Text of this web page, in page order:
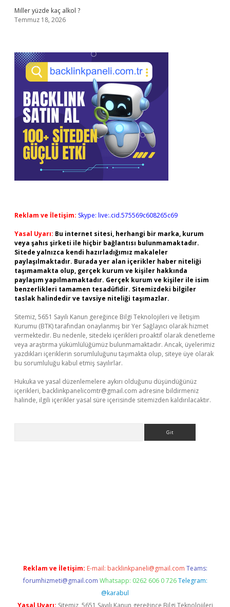
Miller yüzde kaç alkol ?
Temmuz 18, 2026
Reklam ve İletişim: Skype: live:.cid.575569c608265c69
Yasal Uyarı: Bu internet sitesi, herhangi bir marka, kurum
veya şahıs şirketi ile hiçbir bağlantısı bulunmamaktadır.
Sitede yalnızca kendi hazırladığımız makaleler
paylaşılmaktadır. Burada yer alan içerikler haber niteliği
taşımamakta olup, gerçek kurum ve kişiler hakkında
paylaşım yapılmamaktadır. Gerçek kurum ve kişiler ile isim
benzerlikleri tamamen tesadüfidir. Sitemizdeki bilgiler
taslak halindedir ve tavsiye niteliği taşımazlar.
Sitemiz, 5651 Sayılı Kanun gereğince Bilgi Teknolojileri ve İletişim
Kurumu (BTK) tarafından onaylanmış bir Yer Sağlayıcı olarak hizmet
vermektedir. Bu nedenle, sitedeki içerikleri proaktif olarak denetleme
veya araştırma yükümlülüğümüz bulunmamaktadır. Ancak, üyelerimiz
yazdıkları içeriklerin sorumluluğunu taşımakta olup, siteye üye olarak
bu sorumluluğu kabul etmiş sayılırlar.
Hukuka ve yasal düzenlemelere aykırı olduğunu düşündüğünüz
içerikleri, backlinkpanelicomtr@gmail.com adresine bildirmeniz
halinde, ilgili içerikler yasal süre içerisinde sitemizden kaldırılacaktır.
Reklam ve İletişim: E-mail: backlinkpaneli@gmail.com Teams:
forumhizmeti@gmail.com Whatsapp: 0262 606 0 726 Telegram:
@karabul
Yasal Uyarı: Sitemiz, 5651 Sayılı Kanun gereğince Bilgi Teknolojileri